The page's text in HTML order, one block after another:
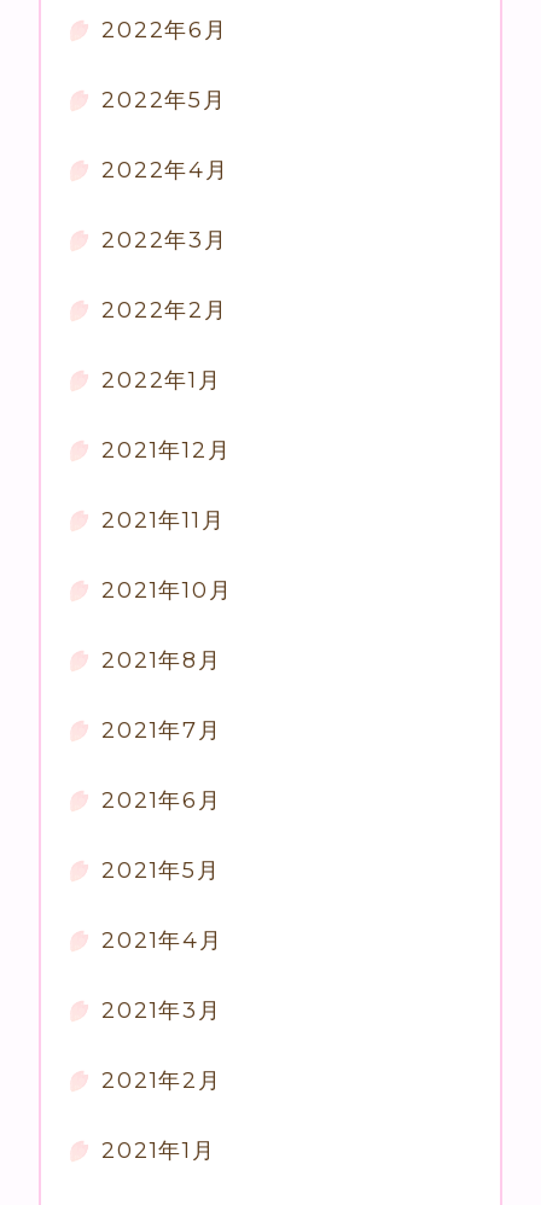
2022年6月
2022年5月
2022年4月
2022年3月
2022年2月
2022年1月
2021年12月
2021年11月
2021年10月
2021年8月
2021年7月
2021年6月
2021年5月
2021年4月
2021年3月
2021年2月
2021年1月